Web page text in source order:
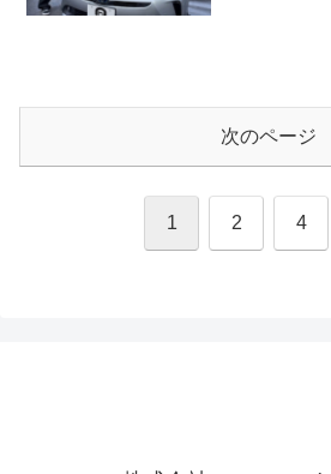
次のページ
1 2 4